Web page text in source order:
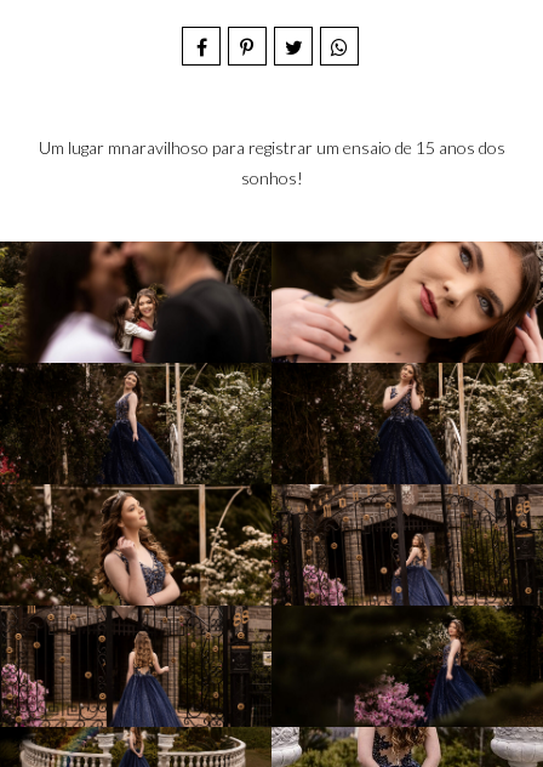
Um lugar mnaravilhoso para registrar um ensaio de 15 anos dos
sonhos!